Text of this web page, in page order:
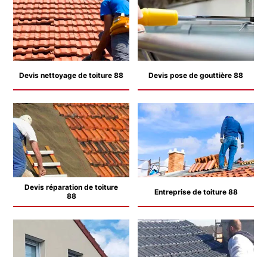
Devis nettoyage de toiture 88 Devis pose de gouttière 88
Devis réparation de toiture
88
Entreprise de toiture 88